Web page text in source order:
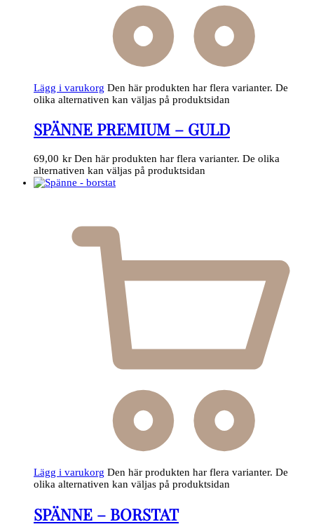
Lägg i varukorg Den här produkten har flera varianter. De
olika alternativen kan väljas på produktsidan
SPÄNNE PREMIUM – GULD
69,00 kr Den här produkten har flera varianter. De olika
alternativen kan väljas på produktsidan
Lägg i varukorg Den här produkten har flera varianter. De
olika alternativen kan väljas på produktsidan
SPÄNNE – BORSTAT